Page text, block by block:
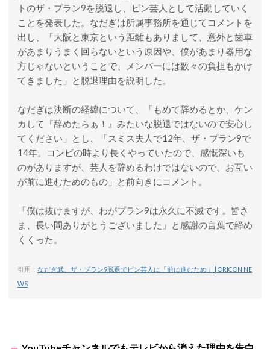
トのザ・プラン9を脱退し、ピン芸人として活動していく
ことを発表した。なだぎは所属事務所を通じてコメントを
出し、「大阪と東京という距離もありまして、意外と歯車
があまりうまく回らないという原因や、僕があまり器用な
方じゃないということで、メンバーには数々の負担もかけ
てきました」と脱退理由を説明した。
なだぎは決断の経緯について、「もめて辞めるとか、ケン
カして『辞めたらぁ！』みたいな脱退ではないので安心し
てください」とし、「スミス夫人で12年、ザ・プラン9で
14年。コンビの時より長くやっていたので、感慨深いも
のがありますが、芸人を辞めるわけではないので、お互い
が前に進むためのもの」と前向きにコメント。
「僕は抜けますが、わがプラン9は永久に不滅です。皆さ
ま、長い間ありがとうございました」と感謝の言葉で締め
くくった。
引用： なだぎ武、ザ・プラン9脱退でピン芸人に「前に進むため」 | ORICON NE
WS